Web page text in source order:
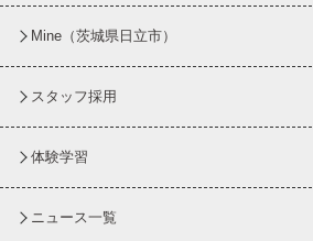
Mine（茨城県日立市）
スタッフ採用
体験学習
ニュース一覧